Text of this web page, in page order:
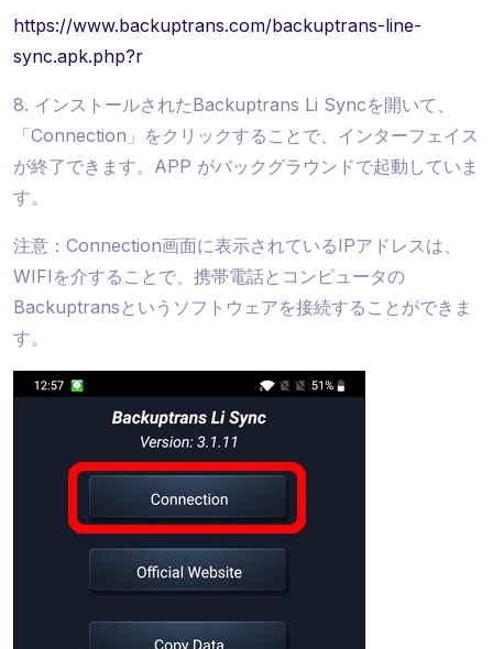
https://www.backuptrans.com/backuptrans-line-
sync.apk.php?r
8. インストールされたBackuptrans Li Syncを開いて、
「Connection」をクリックすることで、インターフェイス
が終了できます。APP がバックグラウンドで起動していま
す。
注意：Connection画面に表示されているIPアドレスは、
WIFIを介することで、携帯電話とコンピュータの
Backuptransというソフトウェアを接続することができま
す。